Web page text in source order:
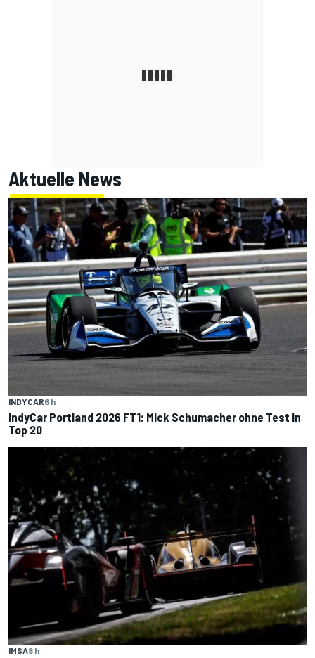
Aktuelle News
INDYCAR6 h
IndyCar Portland 2026 FT1: Mick Schumacher ohne Test in
Top 20
IMSA8 h